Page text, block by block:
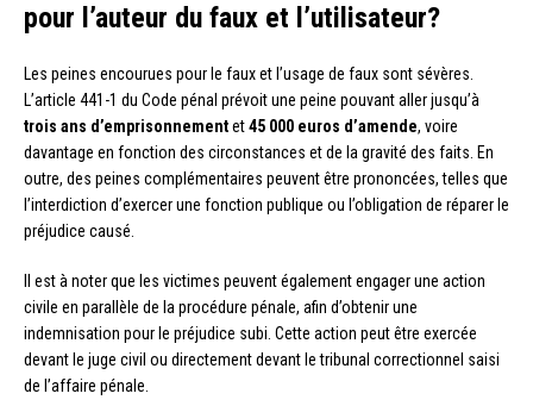
pour l’auteur du faux et l’utilisateur?
Les peines encourues pour le faux et l’usage de faux sont sévères.
L’article 441-1 du Code pénal prévoit une peine pouvant aller jusqu’à
trois ans d’emprisonnementet45 000 euros d’amende, voire
davantage en fonction des circonstances et de la gravité des faits. En
outre, des peines complémentaires peuvent être prononcées, telles que
l’interdiction d’exercer une fonction publique ou l’obligation de réparer le
préjudice causé.
Il est à noter que les victimes peuvent également engager une action
civile en parallèle de la procédure pénale, afin d’obtenir une
indemnisation pour le préjudice subi. Cette action peut être exercée
devant le juge civil ou directement devant le tribunal correctionnel saisi
de l’affaire pénale.